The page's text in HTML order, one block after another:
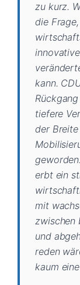
zu kurz.
die
kann.
tiefere
der
erbt ein
mit
zwischen
und
reden
kaum